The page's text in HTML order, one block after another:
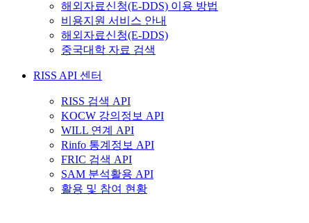
해외자료신청(E-DDS) 이용 방법
비용지원 서비스 안내
해외자료신청(E-DDS)
중국대학 자료 검색
RISS API 센터
RISS 검색 API
KOCW 강의정보 API
WILL 연계 API
Rinfo 통계정보 API
FRIC 검색 API
SAM 분석활용 API
활용 및 참여 현황